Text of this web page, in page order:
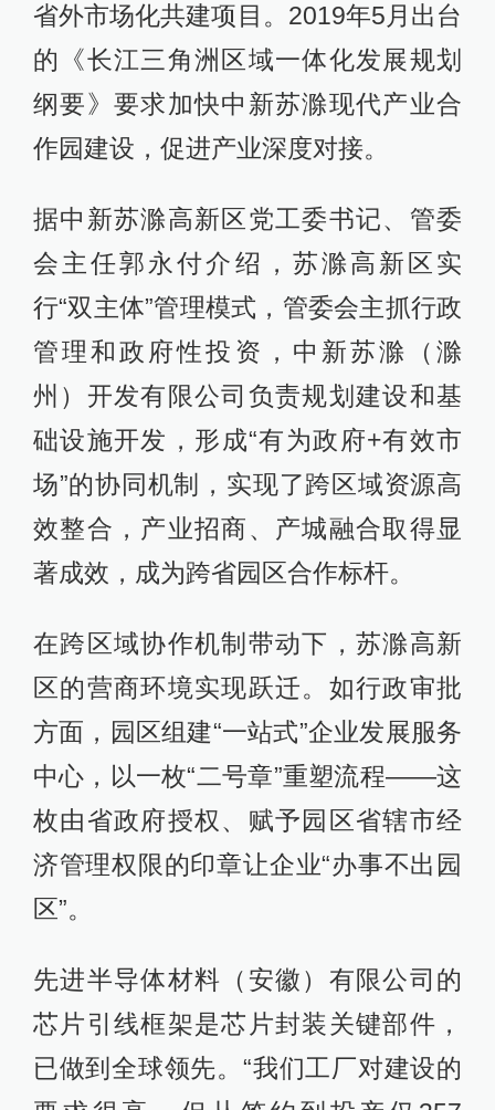
省外市场化共建项目。2019年5月出台
的《长江三角洲区域一体化发展规划
纲要》要求加快中新苏滁现代产业合
作园建设，促进产业深度对接。
据中新苏滁高新区党工委书记、管委
会主任郭永付介绍，苏滁高新区实
行“双主体”管理模式，管委会主抓行政
管理和政府性投资，中新苏滁（滁
州）开发有限公司负责规划建设和基
础设施开发，形成“有为政府+有效市
场”的协同机制，实现了跨区域资源高
效整合，产业招商、产城融合取得显
著成效，成为跨省园区合作标杆。
在跨区域协作机制带动下，苏滁高新
区的营商环境实现跃迁。如行政审批
方面，园区组建“一站式”企业发展服务
中心，以一枚“二号章”重塑流程——这
枚由省政府授权、赋予园区省辖市经
济管理权限的印章让企业“办事不出园
区”。
先进半导体材料（安徽）有限公司的
芯片引线框架是芯片封装关键部件，
已做到全球领先。“我们工厂对建设的